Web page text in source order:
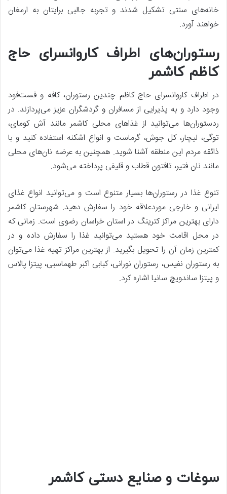
خانه‌های سنتی تشکیل شدند و تجربه جالبی برایتان به ارمغان
خواهند آورد.
رستوران‌های اطراف کاروانسرای حاج
کاظم کاشمر
در اطراف کاروانسرای حاج کاظم چندین رستوران، کافه و فست‌فود
وجود دارد و به پذیرایی از مسافران و گردشگران عزیز می‌پردازند. در
ردستوران‌ها می‌توانید از غذاهای محلی کاشمر مانند آش کومای،
توگی، لیچار، کل جوش، گرماست و انواع اشکنه استفاده کنید و با
ذائقه مردم این منطقه آشنا شوید. همچنین به عرضه نان‌های محلی
مانند نان فتیر، تافتون قطاب و قلیفی پرداخته می‌شود.
تنوع غذا در رستوران‌ها بسیار متنوع است و می‌توانید انواع غذای
ایرانی و خارجی موردعلاقه خود را سفارش دهید. شهرستان کاشمر
دارای بهترین مراکز کترینگ در استان خراسان رضوی است. زمانی که
در محل اقامت خود هستید می‌توانید غذا را سفارش داده و در
کمترین زمان آن را تحویل بگیرید. از بهترین مراکز تهیه غذا می‌توان
به رستوران نفیس، رستوران نورانی، کبابی اکبر طهماسبی، پیتزا پالاس
و پیتزا ساندویچ سانیا اشاره کرد.
سوغات و صنایع دستی کاشمر